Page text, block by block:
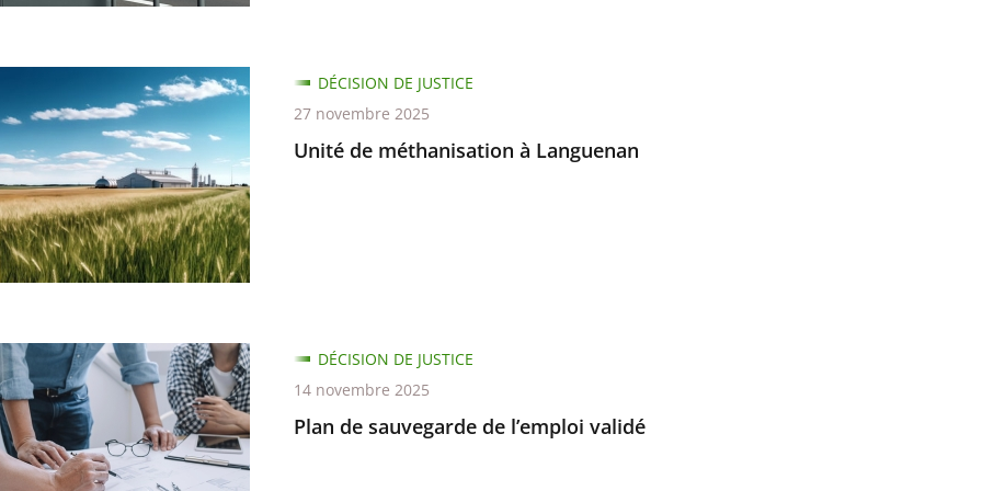
Unité de méthanisation à Languenan
DÉCISION DE JUSTICE
27 novembre 2025
Plan de sauvegarde de l’emploi validé
DÉCISION DE JUSTICE
14 novembre 2025